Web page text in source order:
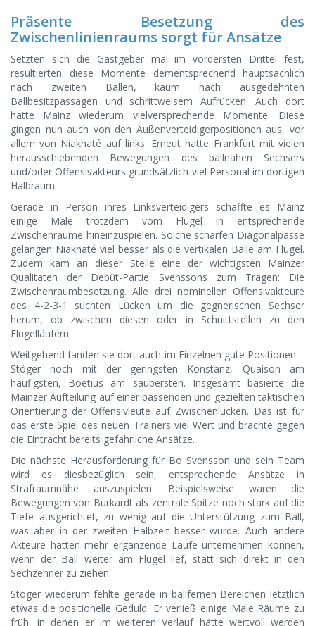
Präsente Besetzung des
Zwischenlinienraums sorgt für Ansätze
Setzten sich die Gastgeber mal im vordersten Drittel fest,
resultierten diese Momente dementsprechend hauptsächlich
nach zweiten Bällen, kaum nach ausgedehnten
Ballbesitzpassagen und schrittweisem Aufrücken. Auch dort
hatte Mainz wiederum vielversprechende Momente. Diese
gingen nun auch von den Außenverteidigerpositionen aus, vor
allem von Niakhaté auf links. Erneut hatte Frankfurt mit vielen
herausschiebenden Bewegungen des ballnahen Sechsers
und/oder Offensivakteurs grundsätzlich viel Personal im dortigen
Halbraum.
Gerade in Person ihres Linksverteidigers schaffte es Mainz
einige Male trotzdem vom Flügel in entsprechende
Zwischenräume hineinzuspielen. Solche scharfen Diagonalpässe
gelangen Niakhaté viel besser als die vertikalen Bälle am Flügel.
Zudem kam an dieser Stelle eine der wichtigsten Mainzer
Qualitäten der Debüt-Partie Svenssons zum Tragen: Die
Zwischenraumbesetzung. Alle drei nominellen Offensivakteure
des 4-2-3-1 suchten Lücken um die gegnerischen Sechser
herum, ob zwischen diesen oder in Schnittstellen zu den
Flügelläufern.
Weitgehend fanden sie dort auch im Einzelnen gute Positionen –
Stöger noch mit der geringsten Konstanz, Quaison am
häufigsten, Boetius am saubersten. Insgesamt basierte die
Mainzer Aufteilung auf einer passenden und gezielten taktischen
Orientierung der Offensivleute auf Zwischenlücken. Das ist für
das erste Spiel des neuen Trainers viel Wert und brachte gegen
die Eintracht bereits gefährliche Ansätze.
Die nächste Herausforderung für Bo Svensson und sein Team
wird es diesbezüglich sein, entsprechende Ansätze in
Strafraumnähe auszuspielen. Beispielsweise waren die
Bewegungen von Burkardt als zentrale Spitze noch stark auf die
Tiefe ausgerichtet, zu wenig auf die Unterstützung zum Ball,
was aber in der zweiten Halbzeit besser wurde. Auch andere
Akteure hätten mehr ergänzende Läufe unternehmen können,
wenn der Ball weiter am Flügel lief, statt sich direkt in den
Sechzehner zu ziehen.
Stöger wiederum fehlte gerade in ballfernen Bereichen letztlich
etwas die positionelle Geduld. Er verließ einige Male Räume zu
früh, in denen er im weiteren Verlauf hätte wertvoll werden